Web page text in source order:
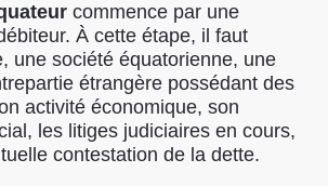
commence par une
À cette étape, il faut
une société équatorienne, une
étrangère possédant des
activité économique, son
les litiges judiciaires en cours,
contestation de la dette.